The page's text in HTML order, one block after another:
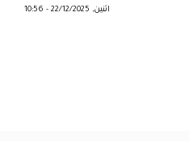
تابعنا على فيسبوك